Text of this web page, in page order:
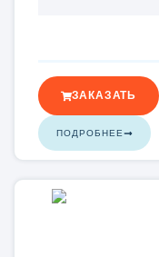
ЗАКАЗАТЬ
ПОДРОБНЕЕ